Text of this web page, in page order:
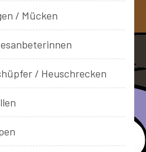
/ Mücken
/ Heuschrecken